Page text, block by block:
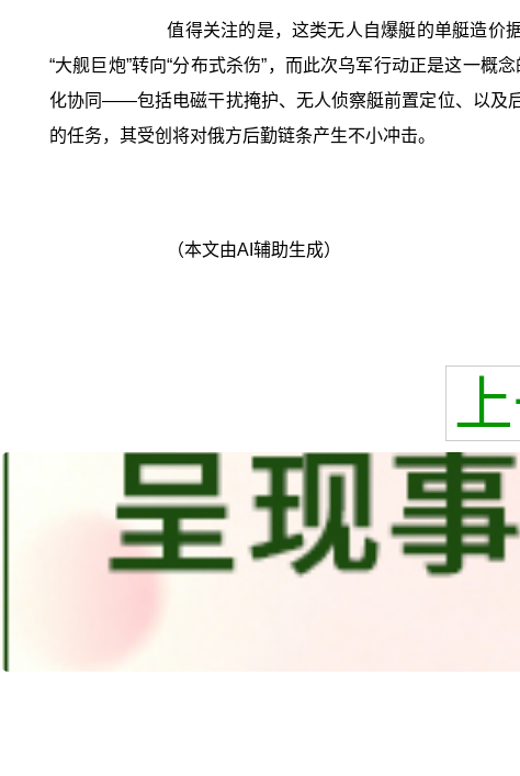
值得关注的是，这类无人自爆艇的单艇造价
“大舰巨炮”转向“分布式杀伤”，而此次乌军行动正是这一
化协同——包括电磁干扰掩护、无人侦察艇前置定位、以及
的任务，其受创将对俄方后勤链条产生不小冲击。
（本文由AI辅助生成）